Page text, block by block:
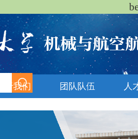
关于我们 团队队伍 人